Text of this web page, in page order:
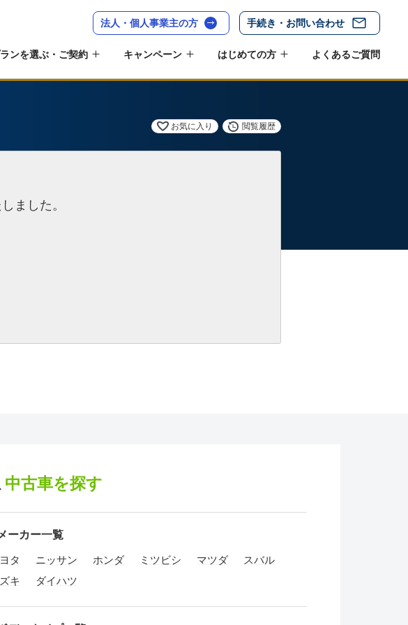
法人・個人事業主の方 手続き・お問い合わせ
ンを選ぶ・ご契約 キャンペーン はじめての方 よくあるご質問
お気に入り 閲覧履歴
ました。
中古車を探す
ーカー一覧
タ ニッサン ホンダ ミツビシ マツダ
スバル
キ
ダイハツ